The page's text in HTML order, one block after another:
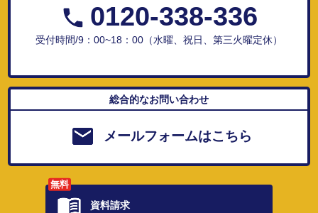
0120-338-336
受付時間/9：00~18：00（水曜、祝日、第三火曜定休）
総合的なお問い合わせ
メールフォームはこちら
無料
資料請求